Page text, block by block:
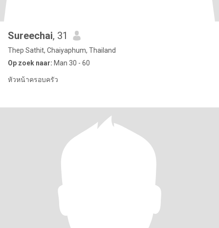
Sureechai, 31
Thep Sathit, Chaiyaphum, Thailand
Op zoek naar: Man 30 - 60
หัวหน้าครอบครัว